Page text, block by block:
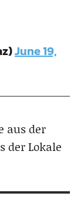
June 19,
aus der
der Lokale